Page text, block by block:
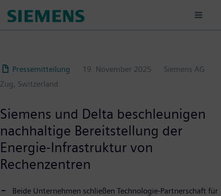
para
Pressemitteilung
19. November 2025
Siemens AG
Zug, Switzerland
Siemens und Delta beschleunigen
nachhaltige Bereitstellung der
Energie-Infrastruktur von
Rechenzentren
Beide Unternehmen schließen Technologie-Partnerschaft für